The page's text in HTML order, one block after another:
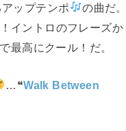
ップテンポ
の曲だ。
イントロのフレーズか
最高にクール！だ。
…❝Walk Between